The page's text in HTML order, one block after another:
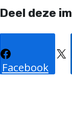
Deel deze
Facebook